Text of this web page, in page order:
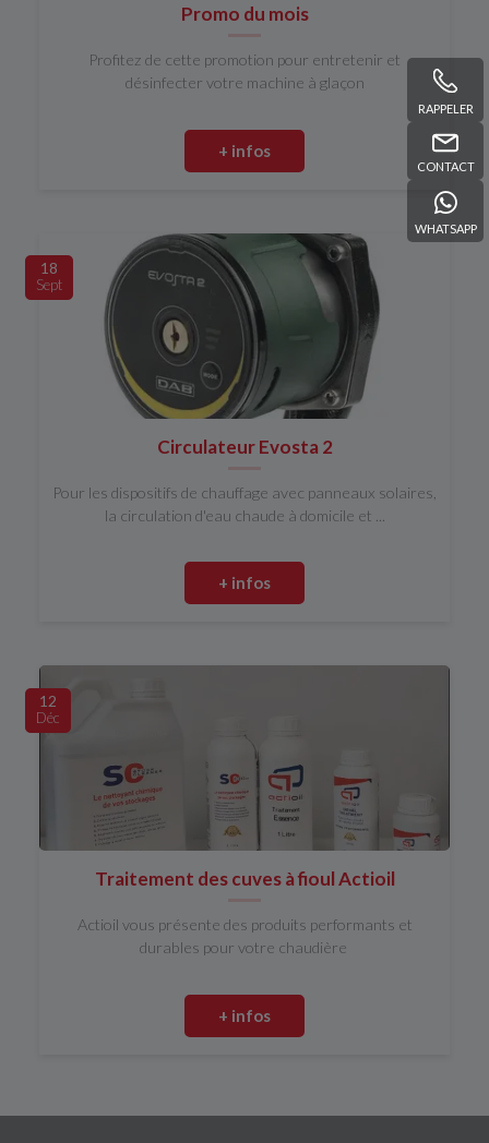
RAPPELER
CONTACT
WHATSAPP
Promo du mois
Profitez de cette promotion pour entretenir et
désinfecter votre machine à glaçon
+ infos
18
Sept
Circulateur Evosta 2
Pour les dispositifs de chauffage avec panneaux solaires,
la circulation d'eau chaude à domicile et ...
+ infos
12
Déc
Traitement des cuves à fioul Actioil
Actioil vous présente des produits performants et
durables pour votre chaudière
+ infos